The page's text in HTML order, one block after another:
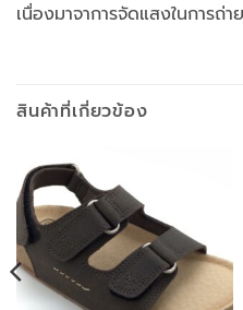
เนื่องมาจาการจัดแสงในการถ่า
สินค้าที่เกี่ยวข้อง